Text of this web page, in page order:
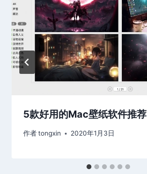
5款好用的Mac壁纸软件推荐
作者tongxin 2020年1月3日